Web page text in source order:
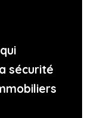
sécurité